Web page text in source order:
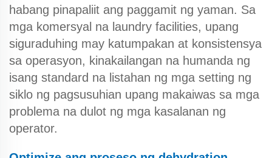
habang pinapaliit ang paggamit ng yaman. Sa
mga komersyal na laundry facilities, upang
siguraduhing may katumpakan at konsistensya
sa operasyon, kinakailangan na humanda ng
isang standard na listahan ng mga setting ng
siklo ng pagsusuhian upang makaiwas sa mga
problema na dulot ng mga kasalanan ng
operator.